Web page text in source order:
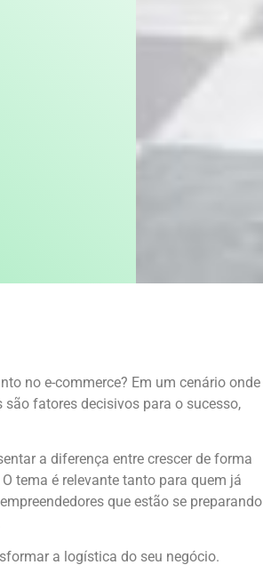
no e-commerce? Em um cenário onde
fatores decisivos para o sucesso,
a diferença entre crescer de forma
tema é relevante tanto para quem já
que estão se preparando
a logística do seu negócio.